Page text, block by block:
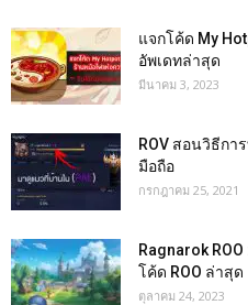
แจกโค้ด My
อัพเดทล่าสุด
มีนาคม 3, 2023
ROV สอนวิธีกา
มือถือ
กรกฎาคม 25, 2021
Ragnarok
โค้ด ROO ล่าสุด
ตุลาคม 24, 2023